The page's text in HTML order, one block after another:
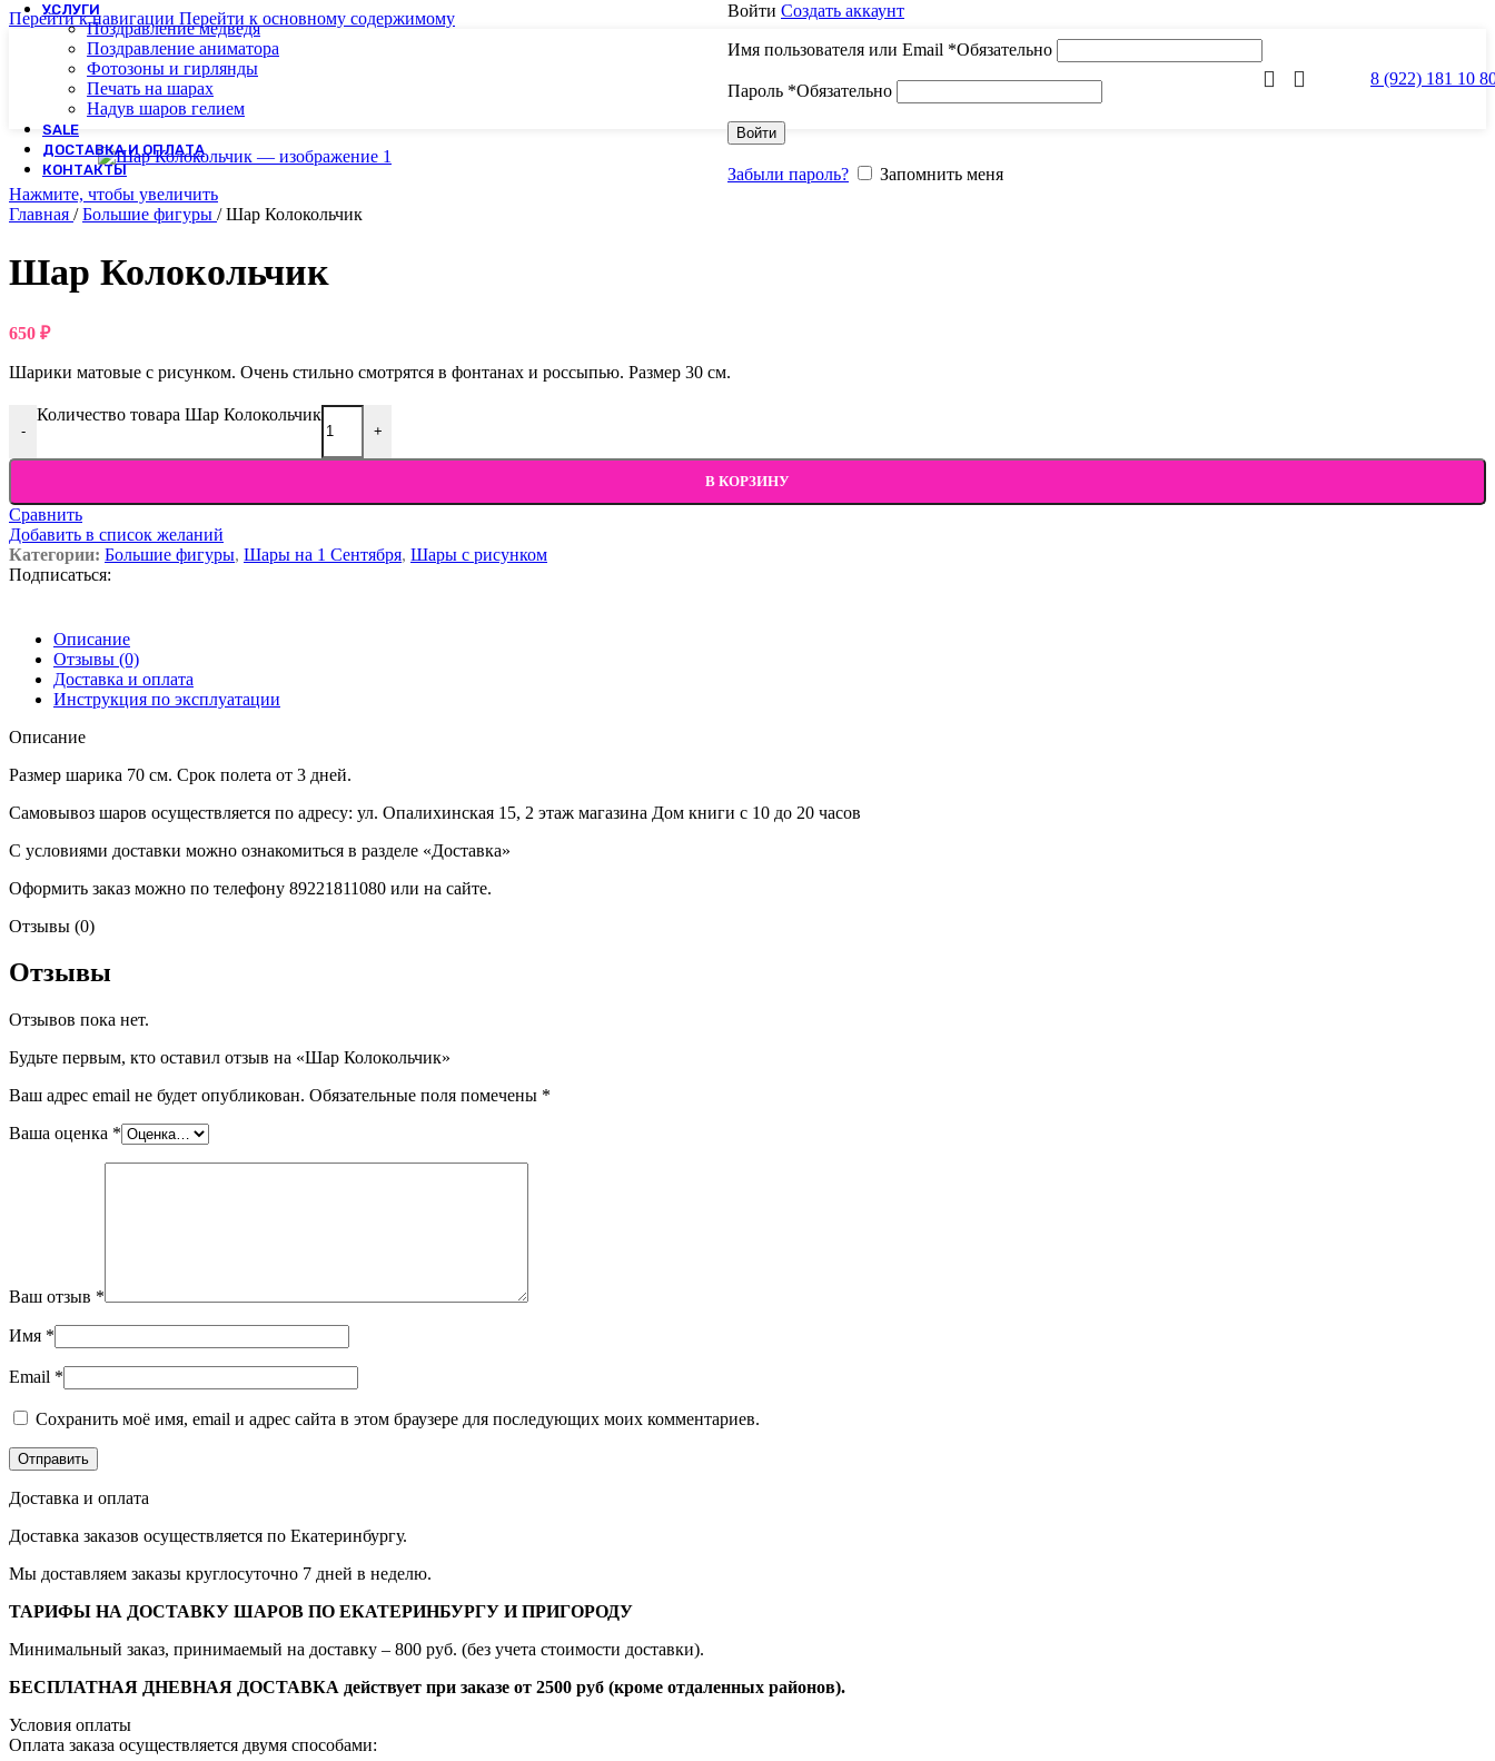
Перейти к навигации Перейти к основному содержимому
УСЛУГИ
Поздравление медведя
Поздравление аниматора
Фотозоны и гирлянды
Печать на шарах
Надув шаров гелием
SALE
ДОСТАВКА И ОПЛАТА
КОНТАКТЫ
Войти Создать аккаунт
Имя пользователя или Email *Обязательно
Пароль *Обязательно
Войти
Забыли пароль? Запомнить меня
8 (922) 181 10
Нажмите, чтобы увеличить
Главная / Большие фигуры / Шар Колокольчик
Шар Колокольчик
650 ₽
Шарики матовые с рисунком. Очень стильно смотрятся в фонтанах и россыпью. Размер 30 см.
-
Количество товара Шар Колокольчик
+
В КОРЗИНУ
Сравнить
Добавить в список желаний
Категории: Большие фигуры, Шары на 1 Сентября, Шары с рисунком
Подписаться:
Описание
Отзывы (0)
Доставка и оплата
Инструкция по эксплуатации
Описание
Размер шарика 70 см. Срок полета от 3 дней.
Самовывоз шаров осуществляется по адресу: ул. Опалихинская 15, 2 этаж магазина Дом книги с 10 до 20 часов
С условиями доставки можно ознакомиться в разделе «Доставка»
Оформить заказ можно по телефону 89221811080 или на сайте.
Отзывы (0)
Отзывы
Отзывов пока нет.
Будьте первым, кто оставил отзыв на «Шар Колокольчик»
Ваш адрес email не будет опубликован. Обязательные поля помечены *
Ваша оценка *
Ваш отзыв *
Имя *
Email *
Сохранить моё имя, email и адрес сайта в этом браузере для последующих моих комментариев.
Доставка и оплата
Доставка заказов осуществляется по Екатеринбургу.
Мы доставляем заказы круглосуточно 7 дней в неделю.
ТАРИФЫ НА ДОСТАВКУ ШАРОВ ПО ЕКАТЕРИНБУРГУ И ПРИГОРОДУ
Минимальный заказ, принимаемый на доставку – 800 руб. (без учета стоимости доставки).
БЕСПЛАТНАЯ ДНЕВНАЯ ДОСТАВКА действует при заказе от 2500 руб (кроме отдаленных районов).
Условия оплаты
Оплата заказа осуществляется двумя способами: